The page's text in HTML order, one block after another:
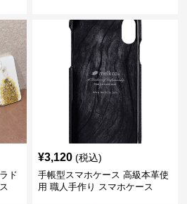
ド
¥3,120 (税込)
手帳型スマホケース 高級本革使
用 職人手作り スマホケース